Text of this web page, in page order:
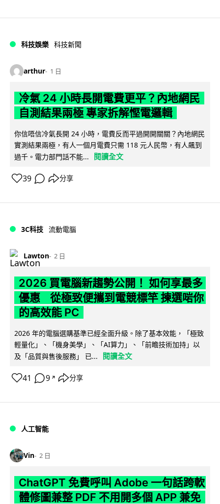
科技娛樂 科技新聞
arthur 1 日
冷氣 24 小時長開電費更平？內地網民
自測結果兩極 專家拆解慳電邏輯
你信唔信冷氣長開 24 小時，電費反而平過開開關關？內地網民
實測結果兩極，有人一個月電費只需 118 元人民幣，有人飆到
過千。電力部門話不能...
閱讀全文
39 分享
3C科技 流動電腦
Lawton 2 日
2026 買電腦新趨勢公開！ 如何享最多
優惠 從極致便攜到電競標竿 揀選啱你
的高效能 PC
2026 年的電腦選購基準已經全面升級。除了基本效能，「極致
輕量化」、「機身美學」、「AI算力」、「前瞻技術加持」以
及「品質與售後服務」 已...
閱讀全文
41 9 ↗ 分享
人工智能
Vin 2 日
ChatGPT 免費呼叫 Adobe 一句話跨軟
體修圖兼整 PDF 不用開多個 APP 兼免